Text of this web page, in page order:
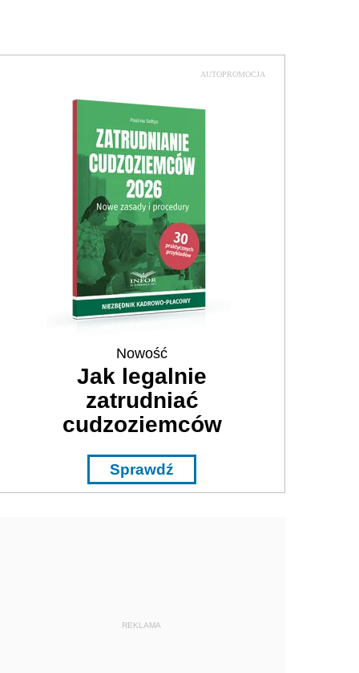
AUTOPROMOCJA
Nowość
Jak legalnie
zatrudniać
cudzoziemców
Sprawdź
REKLAMA